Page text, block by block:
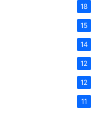
18
15
14
12
12
11